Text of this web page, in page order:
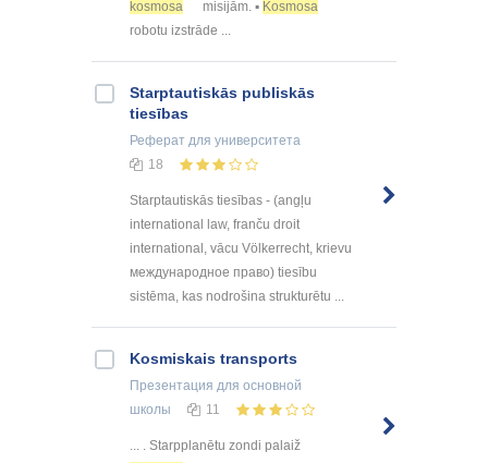
kosmosa
misijām. ▪ Kosmosa
robotu izstrāde ...
Starptautiskās publiskās
tiesības
Реферат для университета
18
Starptautiskās tiesības - (angļu
international law, franču droit
international, vācu Völkerrecht, krievu
международное право) tiesību
sistēma, kas nodrošina strukturētu ...
Kosmiskais transports
Презентация для основной
школы
11
... . Starpplanētu zondi palaiž